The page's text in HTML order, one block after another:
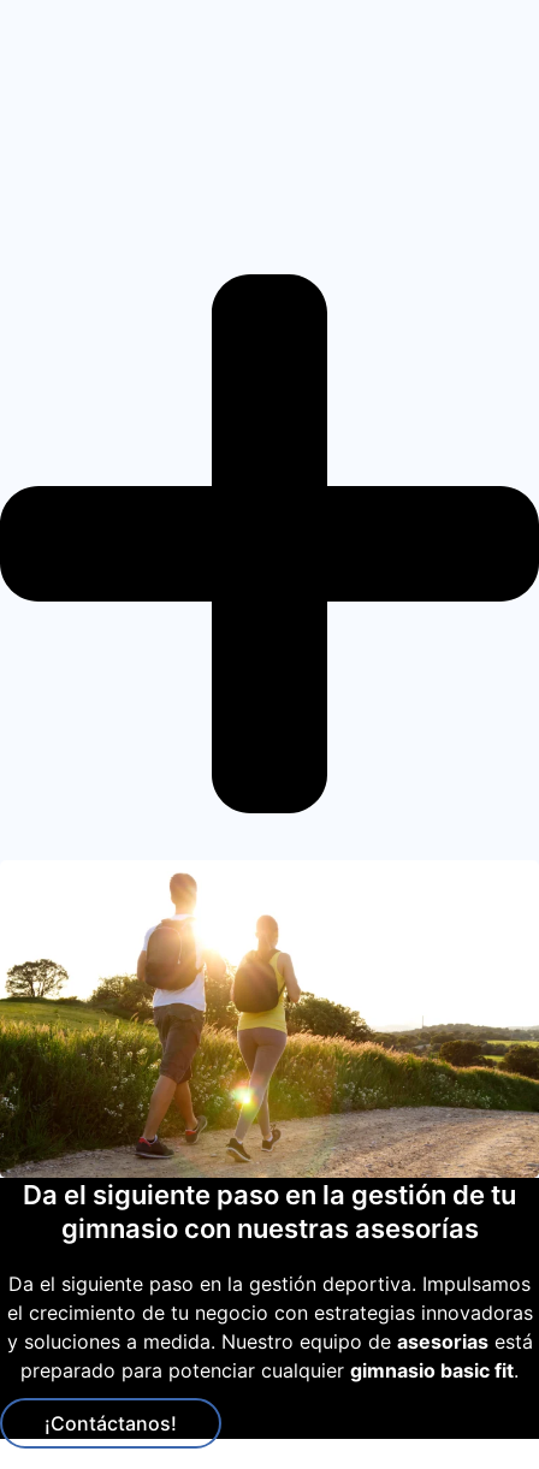
Da el siguiente paso en la gestión de tu
gimnasio con nuestras asesorías
Da el siguiente paso en la gestión deportiva. Impulsamos
el crecimiento de tu negocio con estrategias innovadoras
y soluciones a medida. Nuestro equipo de asesoriasestá
preparado para potenciar cualquier gimnasio basic fit.
¡Contáctanos!